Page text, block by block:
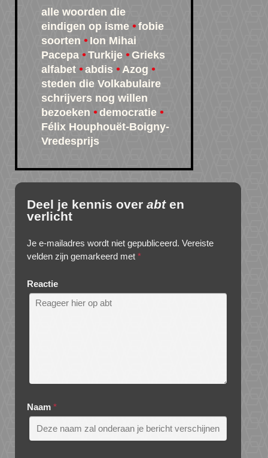
alle woorden die
eindigen op isme
fobie
soorten
Ion Mihai
Pacepa
Turkije
Grieks
alfabet
abdis
Azog
steden die Volkabulaire
schrijvers nog willen
bezoeken
democratie
Félix Houphouët-Boigny-
Vredesprijs
Deel je kennis over abten
verlicht
Je e-mailadres wordt niet gepubliceerd. Vereiste
velden zijn gemarkeerd met *
Reactie
Naam *